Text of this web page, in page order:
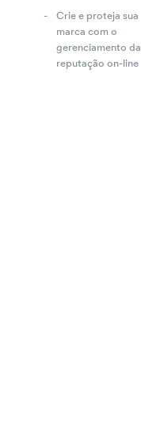
Crie e proteja sua
marca com o
gerenciamento da
reputação on-line